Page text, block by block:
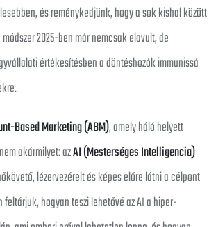
és reménykedjünk, hogy a sok kishal között
2025-ben már nemcsak elavult, de
értékesítésben a döntéshozók immunissá
Based Marketing (ABM), amely háló helyett
akármilyet: azAI (Mesterséges Intelligencia)
lézervezérelt és képes előre látni a célpont
hogyan teszi lehetővé az AI a hiper-